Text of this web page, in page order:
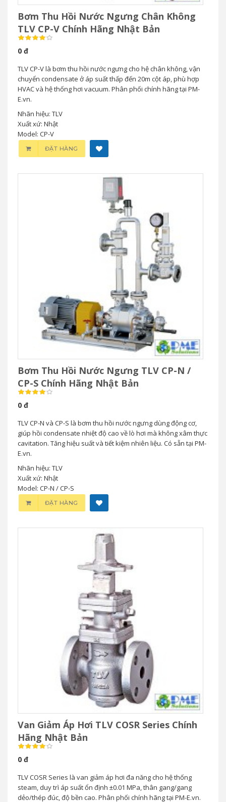
Bơm Thu Hồi Nước Ngưng Chân Không
TLV CP-V Chính Hãng Nhật Bản
0 đ
TLV CP-V là bơm thu hồi nước ngưng cho hệ chân không, vận
chuyển condensate ở áp suất thấp đến 20m cột áp, phù hợp
HVAC và hệ thống hơi vacuum. Phân phối chính hãng tại PM-
E.vn.
Nhãn hiệu: TLV
Xuất xứ: Nhật
Model: CP-V
ĐẶT HÀNG
Bơm Thu Hồi Nước Ngưng TLV CP-N /
CP-S Chính Hãng Nhật Bản
0 đ
TLV CP-N và CP-S là bơm thu hồi nước ngưng dùng động cơ,
giúp hồi condensate nhiệt độ cao về lò hơi mà không xâm thực
cavitation. Tăng hiệu suất và tiết kiệm nhiên liệu. Có sẵn tại PM-
E.vn.
Nhãn hiệu: TLV
Xuất xứ: Nhật
Model: CP-N / CP-S
ĐẶT HÀNG
Van Giảm Áp Hơi TLV COSR Series Chính
Hãng Nhật Bản
0 đ
TLV COSR Series là van giảm áp hơi đa năng cho hệ thống
steam, duy trì áp suất ổn định ±0.01 MPa, thân gang/gang
dẻo/thép đúc, độ bền cao. Phân phối chính hãng tại PM-E.vn.